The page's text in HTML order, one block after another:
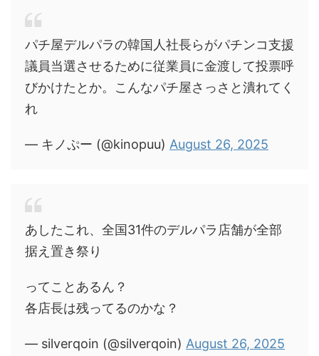
パチ屋デルパラの韓国人社長らがパチンコ支援
議員当選させるために従業員に金渡して投票呼
びかけたとか。こんなパチ屋さっさと潰れてく
れ
— キノぷー (@kinopuu) August 26, 2025
あしたこれ、全国31件のデルパラ店舗が全部
据え置き祭り
ってことあるん？
各店長は残ってるのかな？
— silverqoin (@silverqoin) August 26, 2025